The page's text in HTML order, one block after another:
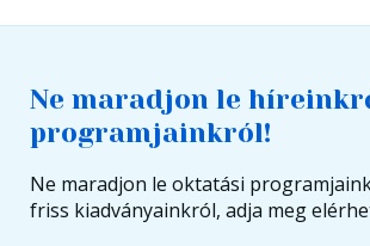
Ne maradjon le
programjainkról!
Ne maradjon le oktatási
friss kiadványainkról, adja meg